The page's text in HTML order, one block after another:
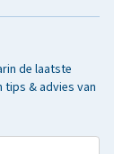
de laatste
tips & advies van